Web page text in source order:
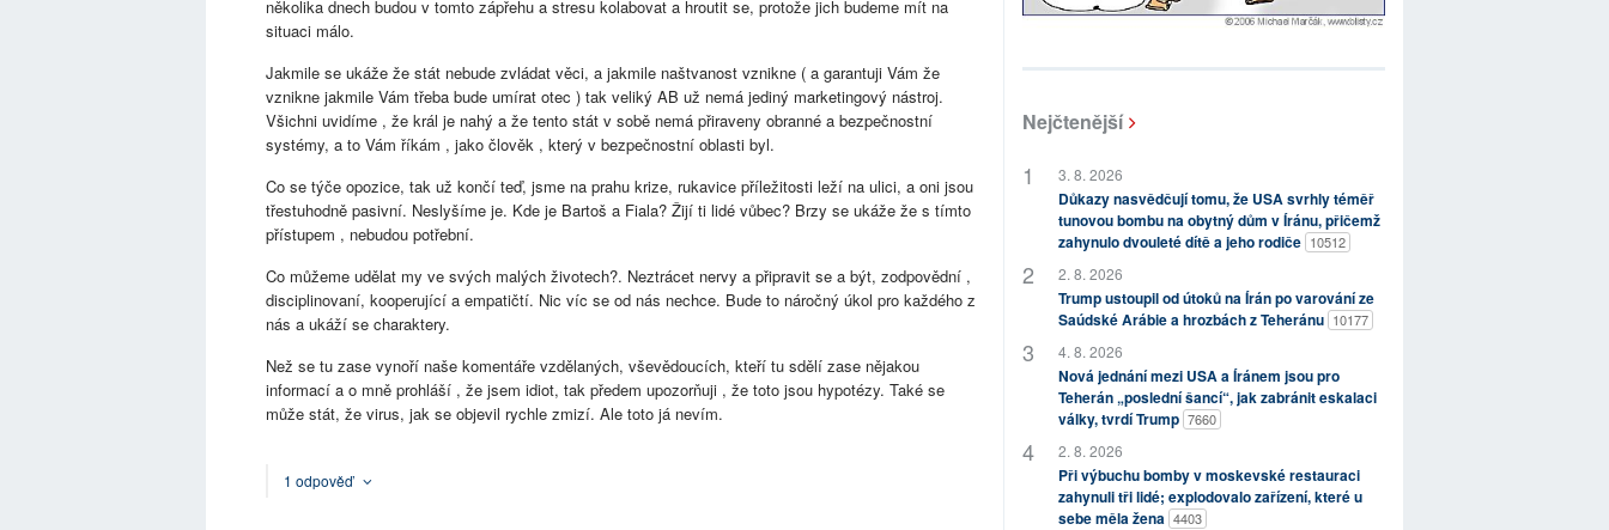
několika dnech budou v tomto zápřehu a stresu kolabovat a hroutit se, protože jich budeme mít na
situaci málo.
Jakmile se ukáže že stát nebude zvládat věci, a jakmile naštvanost vznikne ( a garantuji Vám že
vznikne jakmile Vám třeba bude umírat otec ) tak veliký AB už nemá jediný marketingový nástroj.
Všichni uvidíme , že král je nahý a že tento stát v sobě nemá přiraveny obranné a bezpečnostní
systémy, a to Vám říkám , jako člověk , který v bezpečnostní oblasti byl.
Co se týče opozice, tak už končí teď, jsme na prahu krize, rukavice příležitosti leží na ulici, a oni jsou
třestuhodně pasivní. Neslyšíme je. Kde je Bartoš a Fiala? Žijí ti lidé vůbec? Brzy se ukáže že s tímto
přístupem , nebudou potřební.
Co můžeme udělat my ve svých malých životech?. Neztrácet nervy a připravit se a být, zodpovědní ,
disciplinovaní, kooperující a empatičtí. Nic víc se od nás nechce. Bude to náročný úkol pro každého z
nás a ukáží se charaktery.
Než se tu zase vynoří naše komentáře vzdělaných, vševědoucích, kteří tu sdělí zase nějakou
informací a o mně prohláší , že jsem idiot, tak předem upozorňuji , že toto jsou hypotézy. Také se
může stát, že virus, jak se objevil rychle zmizí. Ale toto já nevím.
1 odpověď
Nejčtenější
3. 8. 2026
Důkazy nasvědčují tomu, že USA svrhly téměř
tunovou bombu na obytný dům v Íránu, přičemž
zahynulo dvouleté dítě a jeho rodiče 10512
2. 8. 2026
Trump ustoupil od útoků na Írán po varování ze
Saúdské Arábie a hrozbách z Teheránu 10177
4. 8. 2026
Nová jednání mezi USA a Íránem jsou pro
Teherán „poslední šancí“, jak zabránit eskalaci
války, tvrdí Trump 7660
2. 8. 2026
Při výbuchu bomby v moskevské restauraci
zahynuli tři lidé; explodovalo zařízení, které u
sebe měla žena 4403